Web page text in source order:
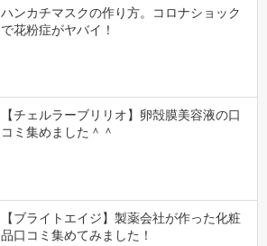
ハンカチマスクの作り方。コロナショック
で花粉症がヤバイ！
【チェルラーブリリオ】卵殻膜美容液の口
コミ集めました＾＾
【ブライトエイジ】製薬会社が作った化粧
品口コミ集めてみました！